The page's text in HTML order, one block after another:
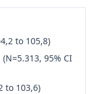
to 105,8)
95% CI
to 103,6)